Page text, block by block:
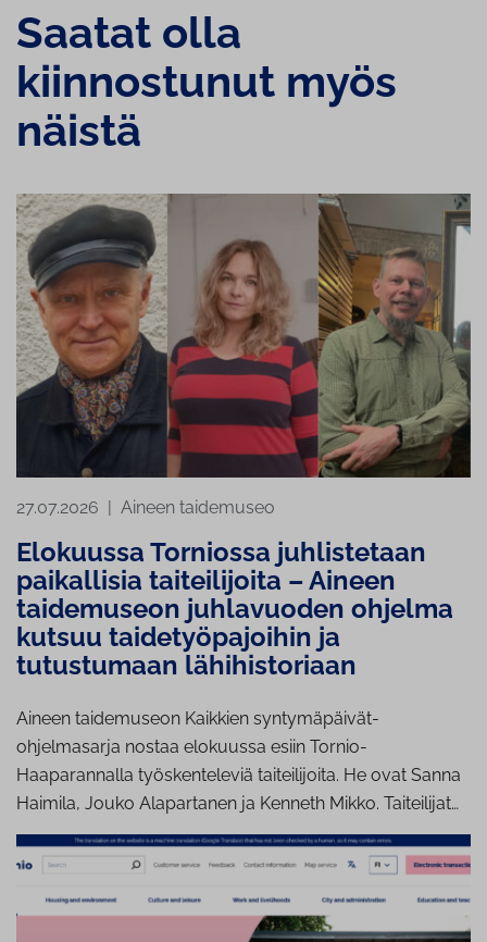
Saatat olla
kiinnostunut myös
näistä
27.07.2026 Aineen taidemuseo
Elokuussa Torniossa juhlistetaan
paikallisia taiteilijoita – Aineen
taidemuseon juhlavuoden ohjelma
kutsuu taidetyöpajoihin ja
tutustumaan lähihistoriaan
Aineen taidemuseon Kaikkien syntymäpäivät-
ohjelmasarja nostaa elokuussa esiin Tornio-
Haaparannalla työskenteleviä taiteilijoita. He ovat Sanna
Haimila, Jouko Alapartanen ja Kenneth Mikko. Taiteilijat…